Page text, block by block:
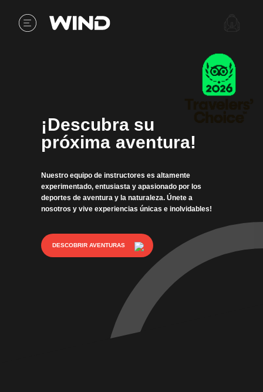
¡Descubra su
próxima aventura!
Nuestro equipo de instructores es altamente
experimentado, entusiasta y apasionado por los
deportes de aventura y la naturaleza. Únete a
nosotros y vive experiencias únicas e inolvidables!
DESCOBRIR AVENTURAS